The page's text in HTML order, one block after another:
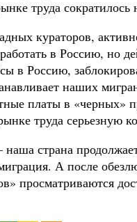
труда
кураторов,
в Россию, но
в Россию,
наших
платы в «черных»
труда серьезную
страна
А после
просматриваются